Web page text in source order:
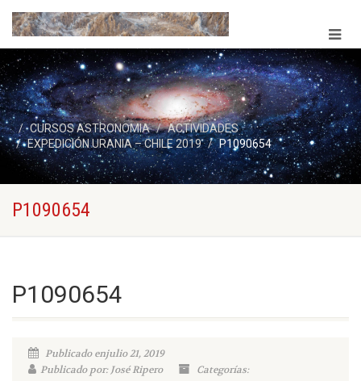
CURSOS ASTRONOMIA
ACTIVIDADES
EXPEDICIÓN URANIA – CHILE 2019
P1090654
P1090654
P1090654
Publicado enjulio 21, 2019
Publicado por: José Ripero
Categorías: